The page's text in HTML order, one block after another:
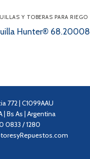
Y TOBERAS PARA RIEGO
Hunter® 68.20008
772 | C1099AAU
| Bs As | Argentina
0833 / 1280